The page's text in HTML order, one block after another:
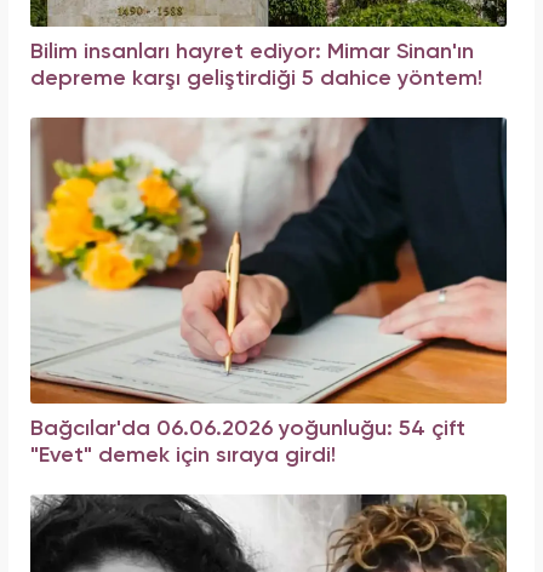
Bilim insanları hayret ediyor: Mimar Sinan'ın
depreme karşı geliştirdiği 5 dahice yöntem!
Bağcılar'da 06.06.2026 yoğunluğu: 54 çift
"Evet" demek için sıraya girdi!